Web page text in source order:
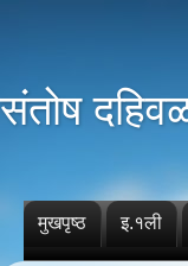
संतोष
मुखपृष्ठ इ.१ली